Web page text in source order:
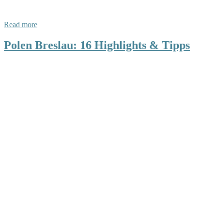
Read more
Polen Breslau: 16 Highlights & Tipps